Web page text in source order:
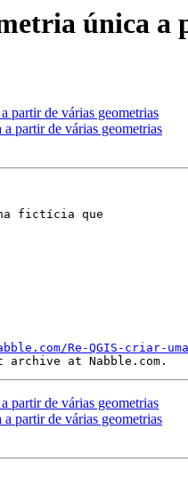
única a
partir de várias geometrias
partir de várias geometrias
fictícia que
Re-QGIS-criar-
partir de várias geometrias
partir de várias geometrias